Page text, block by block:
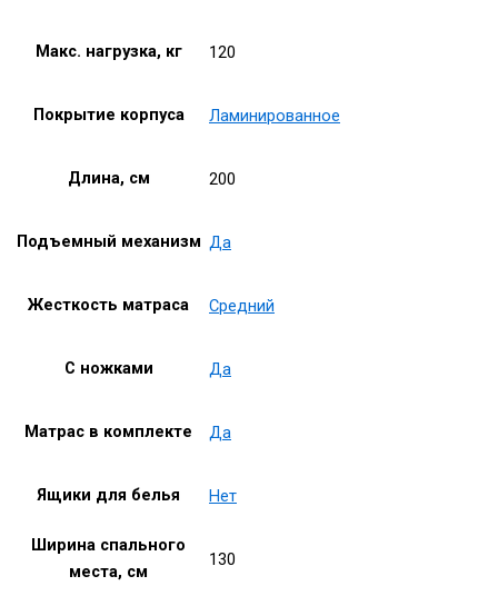
Макс. нагрузка, кг 120
Покрытие корпуса Ламинированное
Длина, см 200
Подъемный механизм Да
Жесткость матраса Средний
С ножками Да
Матрас в комплекте Да
Ящики для белья Нет
Ширина спального
места, см
130